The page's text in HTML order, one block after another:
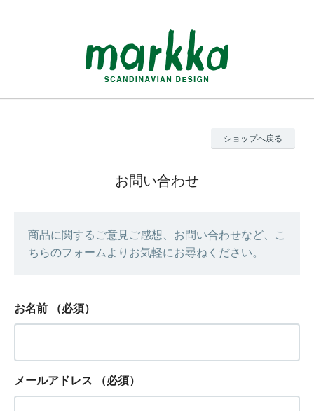
ショップへ戻る
お問い合わせ
商品に関するご意見ご感想、お問い合わせなど、こ
ちらのフォームよりお気軽にお尋ねください。
お名前 （必須）
メールアドレス （必須）